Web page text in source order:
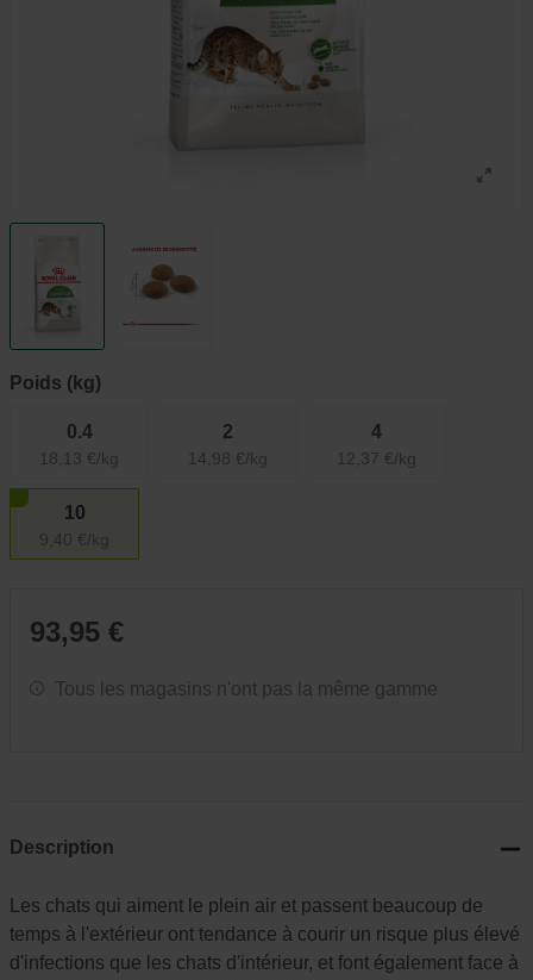
Poids (kg)
0.4
18,13 €/kg
2
14,98 €/kg
4
12,37 €/kg
10
9,40 €/kg
93,95 €
Tous les magasins n'ont pas la même gamme
Description
Les chats qui aiment le plein air et passent beaucoup de
temps à l'extérieur ont tendance à courir un risque plus élevé
d'infections que les chats d'intérieur, et font également face à